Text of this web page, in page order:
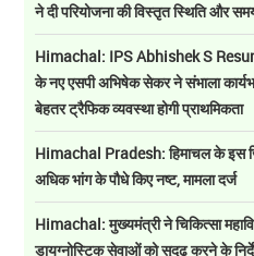
ने दी परियोजना की विस्तृत स्थिति और
Himachal: IPS Abhishek S
के नए एसपी अभिषेक सेकर ने संभाला
बेहतर ट्रैफिक व्यवस्था होगी प्राथमिकता
Himachal Pradesh: हिमाचल के इस
अधिक भांग के पौधे किए नष्ट, मामला दर्ज
Himachal: मुख्यमंत्री ने चिकित्सा
डायग्नोस्टिक सेवाओं को सुदृढ़ करने के